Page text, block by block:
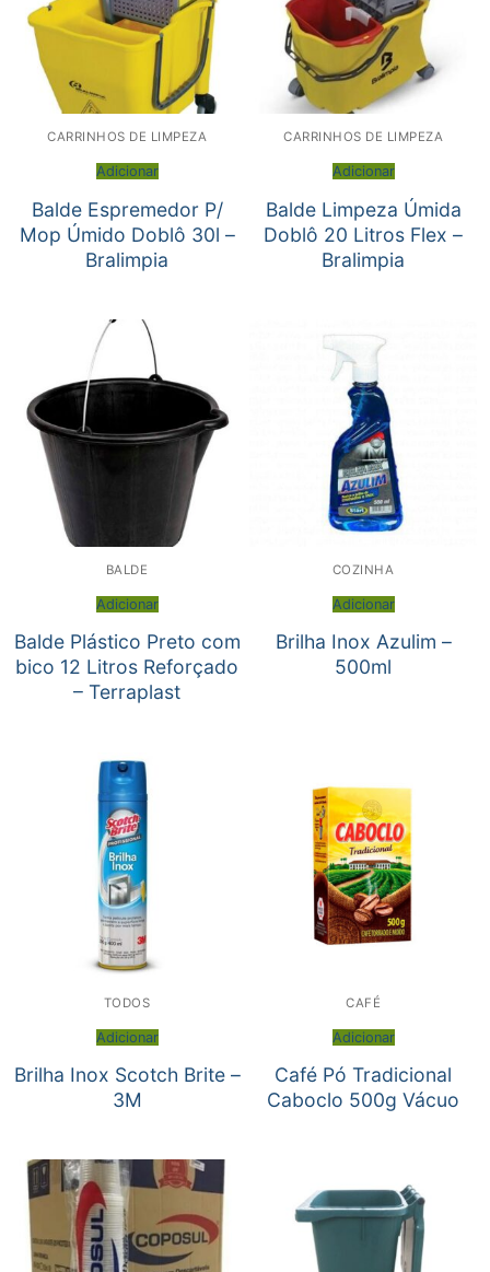
CARRINHOS DE LIMPEZA
Adicionar
Balde Espremedor P/
Mop Úmido Doblô 30l –
Bralimpia
CARRINHOS DE LIMPEZA
Adicionar
Balde Limpeza Úmida
Doblô 20 Litros Flex –
Bralimpia
BALDE
Adicionar
Balde Plástico Preto com
bico 12 Litros Reforçado
– Terraplast
COZINHA
Adicionar
Brilha Inox Azulim –
500ml
TODOS
Adicionar
Brilha Inox Scotch Brite –
3M
CAFÉ
Adicionar
Café Pó Tradicional
Caboclo 500g Vácuo